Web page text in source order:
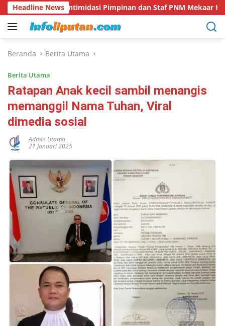
Langsung
ke
konten
Headline News
Pimpinan dan Staf PNM Mekaar Kalirejo terhadap Nad
Beranda Berita Utama
Berita Utama
Ratapan Anak kecil sambil menangis
memanggil Nama Tuhan, Viral
dimedia sosial
Admin Utama
21 Januari 2025